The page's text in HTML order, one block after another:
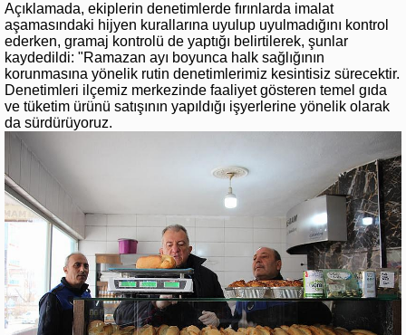
Açıklamada, ekiplerin denetimlerde fırınlarda imalat
aşamasındaki hijyen kurallarına uyulup uyulmadığını kontrol
ederken, gramaj kontrolü de yaptığı belirtilerek, şunlar
kaydedildi: "Ramazan ayı boyunca halk sağlığının
korunmasına yönelik rutin denetimlerimiz kesintisiz sürecektir.
Denetimleri ilçemiz merkezinde faaliyet gösteren temel gıda
ve tüketim ürünü satışının yapıldığı işyerlerine yönelik olarak
da sürdürüyoruz.